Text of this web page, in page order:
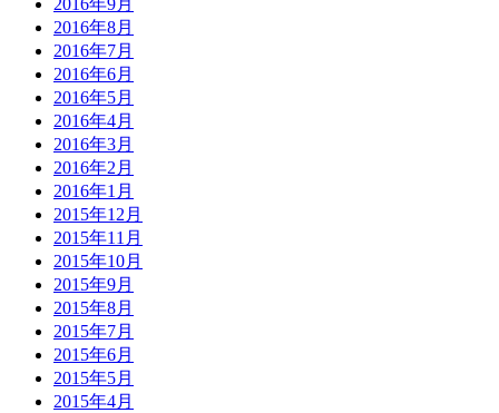
2016年8月
2016年7月
2016年6月
2016年5月
2016年4月
2016年3月
2016年2月
2016年1月
2015年12月
2015年11月
2015年10月
2015年9月
2015年8月
2015年7月
2015年6月
2015年5月
2015年4月